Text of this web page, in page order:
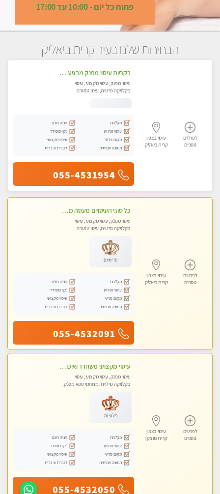
פתוח כל יום - 10:00 עד 17:00
הבחירות שלנו בעיר קרית ביאליק
לפרטים
נוספים
עיסוי בצפון
קרית ביאליק
בקריות עיסוי מפנק מרגיע ושקט במקום מדהים עיסוי מושקע מאוד
עיסוי מפנק, עיסוי מקצועי, עיסוי
בקלניקה פרטית, עיסוי טנטרה
מקלחת
חניה חינם
עיסוי מרגיע
נקי ומסודר
מקום פרטי
עיסוי מקצועי
תמונה אמיתית
דוברת עיברית
055-4531954
לפרטים
נוספים
עיסוי בצפון
קרית ביאליק
כל סוגי העיסויים מעסה מקצועית ואיכותית פרטי!!!
עיסוי מפנק, עיסוי מקצועי, עיסוי
בקלניקה פרטית, עיסוי טנטרה
פרימיום
מקלחת
חניה חינם
עיסוי מרגיע
נקי ומסודר
מקום פרטי
עיסוי מקצועי
תמונה אמיתית
דוברת עיברית
055-4532091
לפרטים
נוספים
עיסוי בצפון
קרית מוצקין
עיסוי מקצועי משחרר ואיכותי והכי טוב בעיר - מרגיע ומפנק
עיסוי מפנק, עיסוי מקצועי, עיסוי
בקלניקה פרטית, מתחמי ספא מפנק,
פלטינה
מקלחת
חניה חינם
עיסוי מרגיע
נקי ומסודר
מקום פרטי
עיסוי מקצועי
תמונה אמיתית
דוברת עיברית
055-4532050